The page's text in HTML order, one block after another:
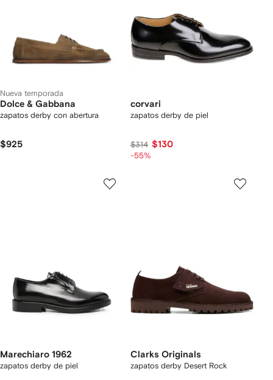
Nueva temporada
Dolce & Gabbana
zapatos derby con abertura
$925
corvari
zapatos derby de piel
$314 $130
-55%
Marechiaro 1962
zapatos derby de piel
Clarks Originals
zapatos derby Desert Rock